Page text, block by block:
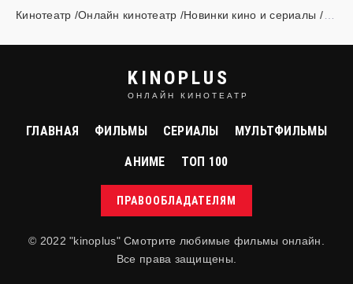
Кинотеатр /Онлайн кинотеатр /Новинки кино и сериалы
KINOPLUS
ОНЛАЙН КИНОТЕАТР
ГЛАВНАЯ ФИЛЬМЫ СЕРИАЛЫ МУЛЬТФИЛЬМЫ
АНИМЕ ТОП 100
ПРАВООБЛАДАТЕЛЯМ
© 2022 "kinoplus" Смотрите любимые фильмы онлайн.
Все права защищены.